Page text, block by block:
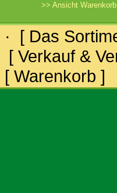
>> Ansicht
· [ Das
[ Verkauf &
[ Warenkorb ]